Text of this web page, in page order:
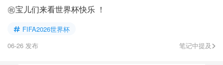
㊗️宝儿们来看世界杯快乐 ！
FIFA2026世界杯
06-26 发布
笔记中提及